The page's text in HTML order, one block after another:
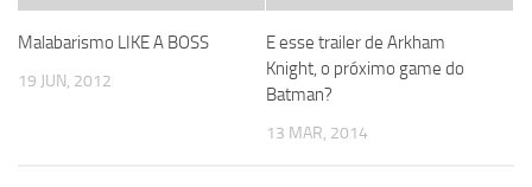
Malabarismo LIKE A BOSS
19 JUN, 2012
E esse trailer de Arkham
Knight, o próximo game do
Batman?
13 MAR, 2014